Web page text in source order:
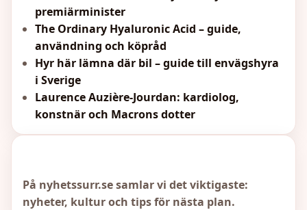
premiärminister
The Ordinary Hyaluronic Acid – guide,
användning och köpråd
Hyr här lämna där bil – guide till envägshyra
i Sverige
Laurence Auzière-Jourdan: kardiolog,
konstnär och Macrons dotter
På nyhetssurr.se samlar vi det viktigaste:
nyheter, kultur och tips för nästa plan.